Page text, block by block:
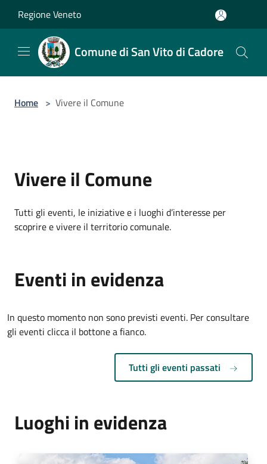
Regione Veneto
Comune di San Vito di Cadore
Home > Vivere il Comune
Vivere il Comune
Tutti gli eventi, le iniziative e i luoghi d’interesse per
scoprire e vivere il territorio comunale.
Eventi in evidenza
In questo momento non sono previsti eventi. Per consultare
gli eventi clicca il bottone a fianco.
Tutti gli eventi passati
Luoghi in evidenza